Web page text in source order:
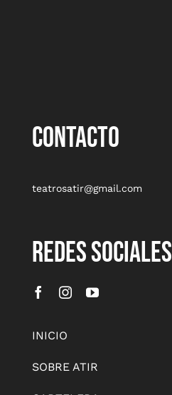
CONTACTO
teatrosatir@gmail.com
REDES SOCIALES
INICIO
SOBRE ATIR